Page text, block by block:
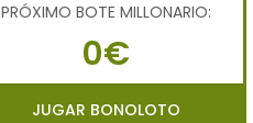
PRÓXIMO BOTE MILLONARIO:
0€
JUGAR BONOLOTO